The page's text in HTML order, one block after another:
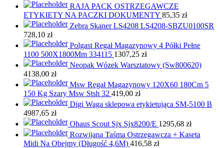
RAJA PACK OSTRZEGAWCZE
ETYKIETY NA PACZKI DOKUMENTY 85,35 zł
Zebra Skaner LS4208 LS4208-SBZU0100SR
728,10 zł
Polgast Regał Magazynowy 4 Półki Pełne
1100 500X1800Mm 334115 1307,25 zł
Neopak Wózek Warsztatowy (Sw800620)
4138,00 zł
Msw Regał Magazynowy 120X60 180Cm 5
150 Kg Szary Msw Stsh 32 419,00 zł
Digi Waga sklepowa etykietująca SM-5100 B
4987,65 zł
Ohaus Scout Sjx Sjx8200/E 1295,68 zł
Rozwijana Taśma Ostrzegawcza + Kaseta
Midi Na Obejmy (Długość 4,6M) 416,58 zł